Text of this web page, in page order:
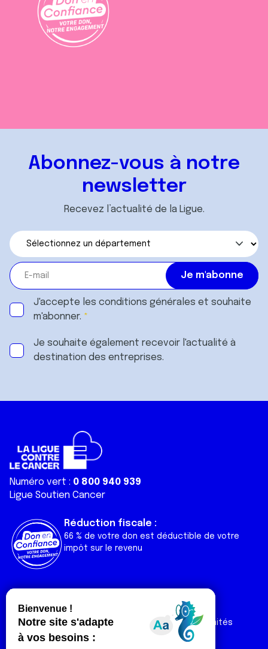
Abonnez-vous à notre
newsletter
Recevez l’actualité de la Ligue.
J'accepte les conditions générales et souhaite
m'abonner.
Je souhaite également recevoir l'actualité à
destination des entreprises.
Numéro vert : 0 800 940 939
Ligue Soutien Cancer
Réduction fiscale :
66 % de votre don est déductible de votre
impôt sur le revenu
Liens utiles
Nos actualités
Nos publications
Contact
Espace Ligue & comités
Espace chercheur